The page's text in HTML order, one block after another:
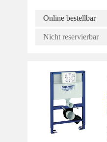
Online bestellbar
Nicht reservierbar